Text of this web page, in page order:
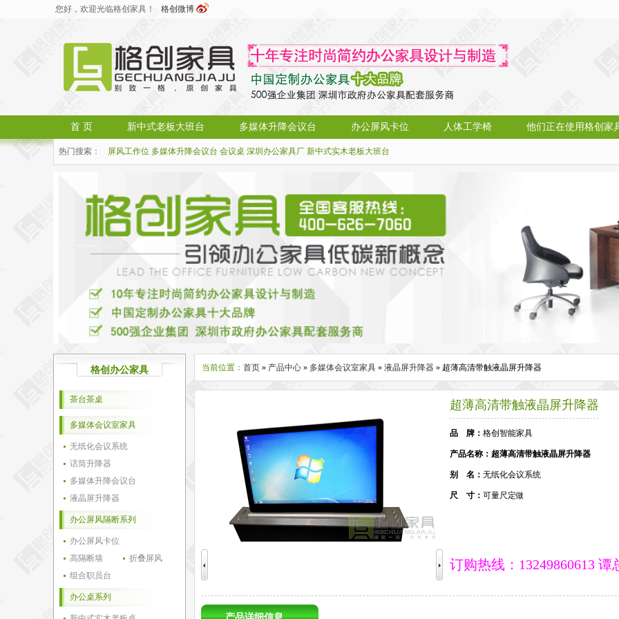
您好，欢迎光临格创家具！ 格创微博
首 页 新中式老板大班台 多媒体升降会议台 办公屏风卡位 人体工学椅 他们正在使用格创家
热门搜索： 屏风工作位 多媒体升降会议台 会议桌 深圳办公家具厂 新中式实木老板大班台
格创办公家具
茶台茶桌
多媒体会议室家具
无纸化会议系统
话筒升降器
多媒体升降会议台
液晶屏升降器
办公屏风隔断系列
办公屏风卡位
高隔断墙
折叠屏风
组合职员台
办公桌系列
当前位置： 首页 » 产品中心 » 多媒体会议室家具 » 液晶屏升降器 » 超薄高清带触液晶屏升降器
超薄高清带触液晶屏升降器
品 牌： 格创智能家具
产品名称：超薄高清带触液晶屏升降器
别 名： 无纸化会议系统
尺 寸： 可量尺定做
订购热线：13249860613 谭